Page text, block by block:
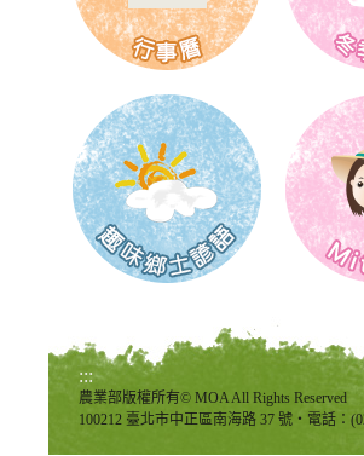
:::
農業部版權所有© MOA All Rights Reserved
100212 臺北市中正區南海路 37 號‧電話：